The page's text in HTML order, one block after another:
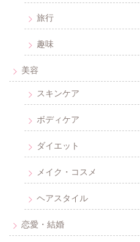
旅行
趣味
美容
スキンケア
ボディケア
ダイエット
メイク・コスメ
ヘアスタイル
恋愛・結婚